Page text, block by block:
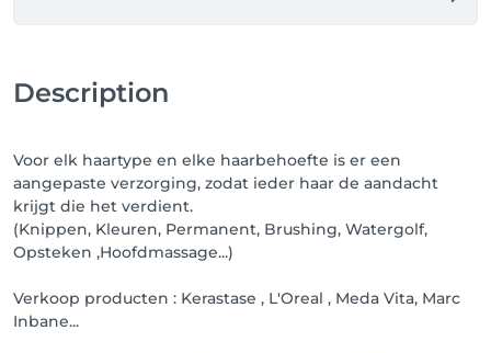
Nieuw! Vanaf nu is er ook een Salonkee app
beschikbaar! 📲 Download de app via de Playstore of
afspraken te bekijken, verplaatsen of annuleren —
waar en wanneer je maar wilt!
Liefs, Sofie
Description
Voor elk haartype en elke haarbehoefte is er een
aangepaste verzorging, zodat ieder haar de aandacht
krijgt die het verdient.
(Knippen, Kleuren, Permanent, Brushing, Watergolf,
Opsteken ,Hoofdmassage...)
Verkoop producten : Kerastase , L'Oreal , Meda Vita, Marc
Inbane...